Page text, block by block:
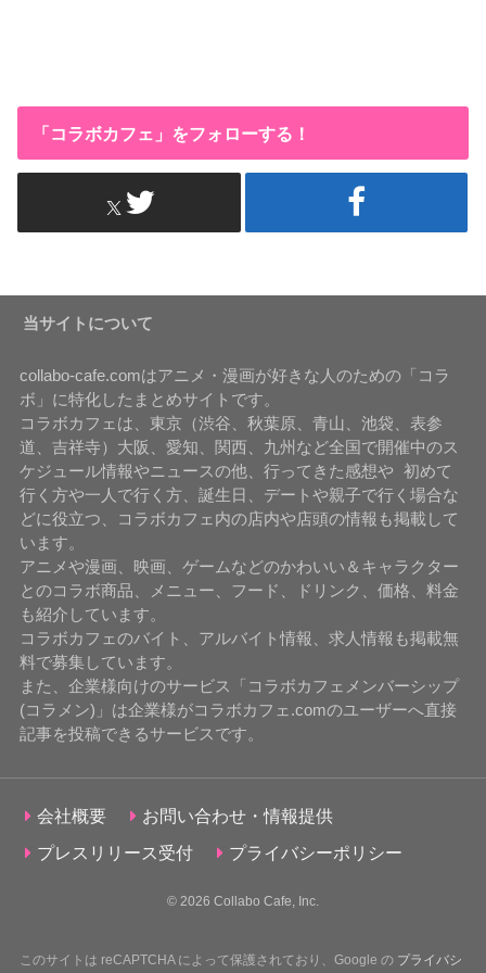
「コラボカフェ」をフォローする！
当サイトについて
collabo-cafe.comはアニメ・漫画が好きな人のための「コラ
ボ」に特化したまとめサイトです。
コラボカフェは、東京（渋谷、秋葉原、青山、池袋、表参
道、吉祥寺）大阪、愛知、関西、九州など全国で開催中のス
ケジュール情報やニュースの他、行ってきた感想や 初めて
行く方や一人で行く方、誕生日、デートや親子で行く場合な
どに役立つ、コラボカフェ内の店内や店頭の情報も掲載して
います。
アニメや漫画、映画、ゲームなどのかわいい＆キャラクター
とのコラボ商品、メニュー、フード、ドリンク、価格、料金
も紹介しています。
コラボカフェのバイト、アルバイト情報、求人情報も掲載無
料で募集しています。
また、企業様向けのサービス「コラボカフェメンバーシップ
(コラメン)」は企業様がコラボカフェ.comのユーザーへ直接
記事を投稿できるサービスです。
会社概要
お問い合わせ・情報提供
プレスリリース受付
プライバシーポリシー
© 2026 Collabo Cafe, Inc.
このサイトは reCAPTCHA によって保護されており、Google の プライバシ